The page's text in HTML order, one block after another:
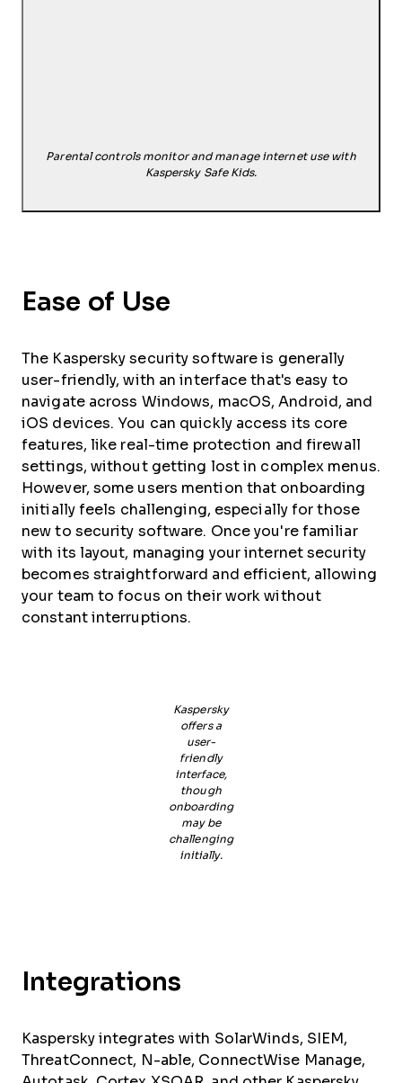
Parental controls monitor and manage internet use with
Kaspersky Safe Kids.
Ease of Use
The Kaspersky security software is generally
user-friendly, with an interface that's easy to
navigate across Windows, macOS, Android, and
iOS devices. You can quickly access its core
features, like real-time protection and firewall
settings, without getting lost in complex menus.
However, some users mention that onboarding
initially feels challenging, especially for those
new to security software. Once you're familiar
with its layout, managing your internet security
becomes straightforward and efficient, allowing
your team to focus on their work without
constant interruptions.
Kaspersky
offers a
user-
friendly
interface,
though
onboarding
may be
challenging
initially.
Integrations
Kaspersky integrates with SolarWinds, SIEM,
ThreatConnect, N-able, ConnectWise Manage,